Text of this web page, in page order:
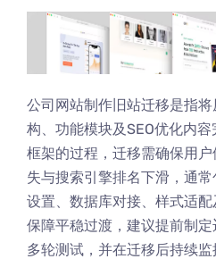
公司网站制作旧站迁移是指
构、功能模块及SEO优化内
框架的过程，迁移需确保用
失与搜索引擎排名下滑，通
设置、数据库对接、样式适
保障平稳过渡，建议提前制
多轮测试，并在迁移后持续